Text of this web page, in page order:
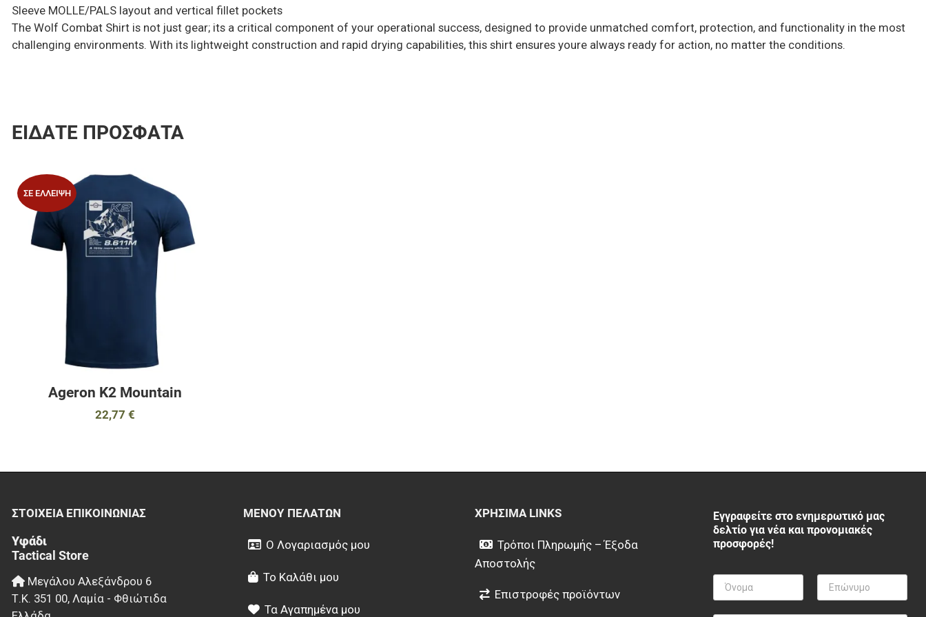
Sleeve MOLLE/PALS layout and vertical fillet pockets
The Wolf Combat Shirt is not just gear; its a critical component of your operational success, designed to provide unmatched comfort, protection, and functionality in the most
challenging environments. With its lightweight construction and rapid drying capabilities, this shirt ensures youre always ready for action, no matter the conditions.
ΕΊΔΑΤΕ ΠΡΌΣΦΑΤΑ
ΣΕ ΈΛΛΕΙΨΗ
Ageron K2 Mountain
22,77 €
ΣΤΟΙΧΕΊΑ EΠΙΚΟΙΝΩΝΊΑΣ
Υφάδι
Tactical Store
Μεγάλου Αλεξάνδρου 6
Τ.Κ. 351 00, Λαμία - Φθιώτιδα
ΜΕΝΟΎ ΠΕΛΑΤΏΝ
Ο Λογαριασμός μου
Το Καλάθι μου
Τα Αγαπημένα μου
ΧΡΉΣΙΜΑ LINKS
Τρόποι Πληρωμής – Έξοδα
Αποστολής
Επιστροφές προϊόντων
Εγγραφείτε στο ενημερωτικό μας
δελτίο για νέα και προνομιακές
προσφορές!